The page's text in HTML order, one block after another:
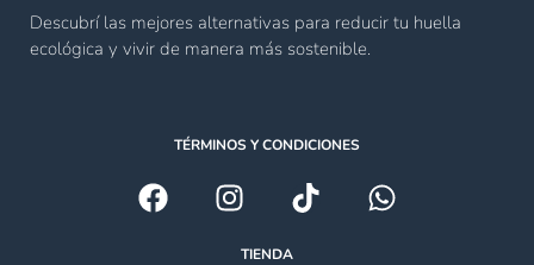
Descubrí las mejores alternativas para reducir tu huella
ecológica y vivir de manera más sostenible.
TÉRMINOS Y CONDICIONES
TIENDA